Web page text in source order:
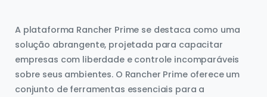
A plataforma Rancher Prime se destaca como uma
solução abrangente, projetada para capacitar
empresas com liberdade e controle incomparáveis
sobre seus ambientes. O Rancher Prime oferece um
conjunto de ferramentas essenciais para a